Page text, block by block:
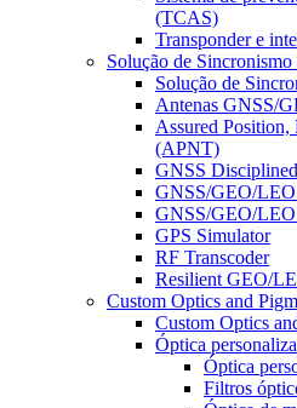
(TCAS)
Transponder e
Solução de Sincronismo
Solução de
Antenas GNSS/
Assured
(APNT)
GNSS
GNSS/GEO/LEO
GNSS/GEO/
GPS Simulator
RF Transcoder
Resilient GEO/
Custom Optics and
Custom Optics
Óptica
Óptica
Filtros